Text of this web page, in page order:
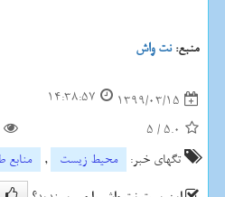
منبع:نت واش
1399/03/15
14:38:57
5.0
/
5
تگهای خبر:
محیط زیست , منابع